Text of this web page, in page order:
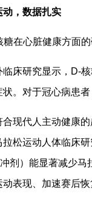
动，数据扎实
在心脏健康方面
床研究显示，D-
。对于冠心病患
现代人主动健康
松运动人体临床
剂）能显著减少马
表现、加速赛后